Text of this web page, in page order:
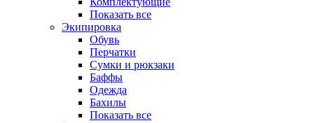
Показать все
Экипировка
Обувь
Перчатки
Сумки и рюкзаки
Баффы
Одежда
Бахилы
Показать все